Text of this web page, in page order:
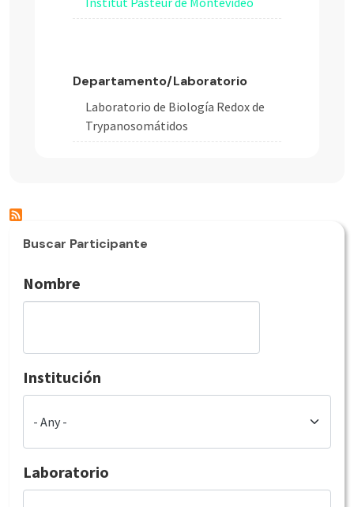
Departamento/Laboratorio
Laboratorio de Biología Redox de
Trypanosomátidos
Buscar Participante
Nombre
Institución
Laboratorio